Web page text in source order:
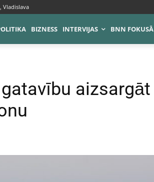
Vladislava
BIZNESS INTERVIJAS BNN FOKUSĀ
aizsargāt